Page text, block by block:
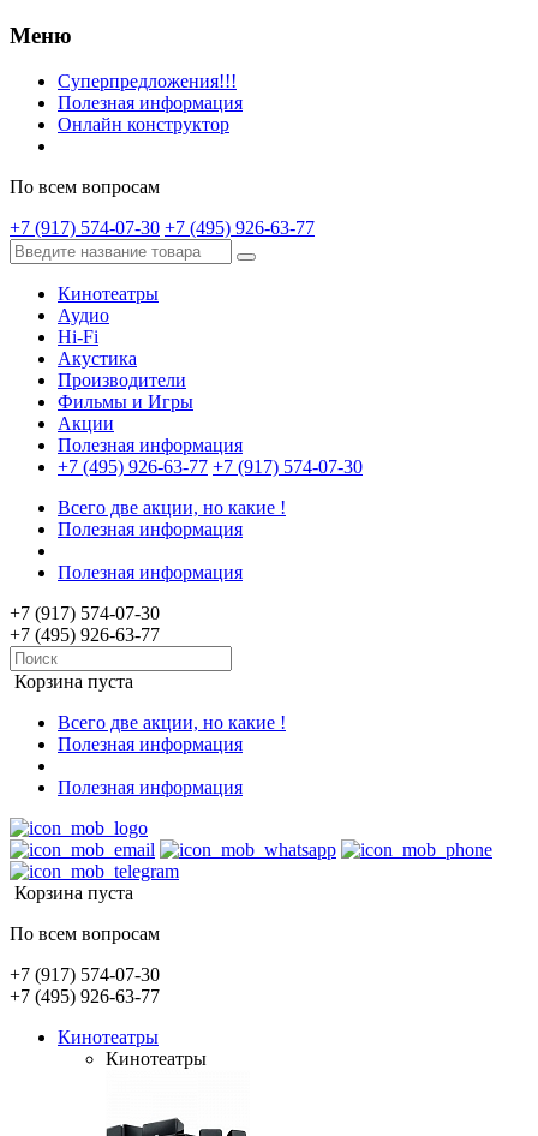
Меню
Суперпредложения!!!
Полезная информация
Онлайн конструктор
По всем вопросам
+7 (917) 574-07-30 +7 (495) 926-63-77
Кинотеатры
Аудио
Hi-Fi
Акустика
Производители
Фильмы и Игры
Акции
Полезная информация
+7 (495) 926-63-77 +7 (917) 574-07-30
Всего две акции, но какие !
Полезная информация
Полезная информация
+7 (917) 574-07-30
+7 (495) 926-63-77
Корзина пуста
Всего две акции, но какие !
Полезная информация
Полезная информация
Корзина пуста
По всем вопросам
+7 (917) 574-07-30
+7 (495) 926-63-77
Кинотеатры
Кинотеатры